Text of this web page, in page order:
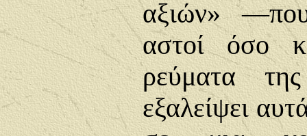
αξιών»
αστοί όσο
ρεύματα
εξαλείψει